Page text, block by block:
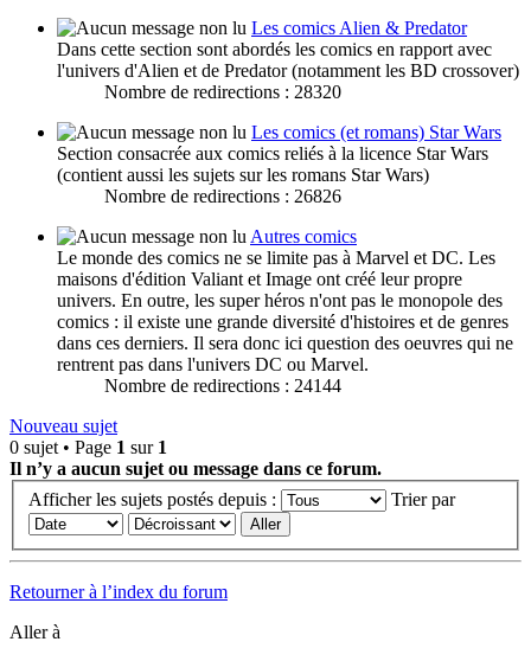
Les comics Alien & Predator
Dans cette section sont abordés les comics en rapport avec
l'univers d'Alien et de Predator (notamment les BD crossover)
Nombre de redirections : 28320
Les comics (et romans) Star Wars
Section consacrée aux comics reliés à la licence Star Wars
(contient aussi les sujets sur les romans Star Wars)
Nombre de redirections : 26826
Autres comics
Le monde des comics ne se limite pas à Marvel et DC. Les
maisons d'édition Valiant et Image ont créé leur propre
univers. En outre, les super héros n'ont pas le monopole des
comics : il existe une grande diversité d'histoires et de genres
dans ces derniers. Il sera donc ici question des oeuvres qui ne
rentrent pas dans l'univers DC ou Marvel.
Nombre de redirections : 24144
Nouveau sujet
0 sujet • Page 1 sur 1
Il n’y a aucun sujet ou message dans ce forum.
Afficher les sujets postés depuis :
Trier par
Retourner à l’index du forum
Aller à